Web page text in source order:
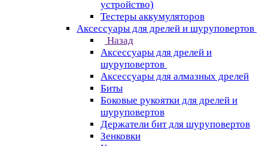
устройство)
Тестеры аккумуляторов
Аксессуары для дрелей и шуруповертов
Назад
Аксессуары для дрелей и
шуруповертов
Аксессуары для алмазных дрелей
Биты
Боковые рукоятки для дрелей и
шуруповертов
Держатели бит для шуруповертов
Зенковки